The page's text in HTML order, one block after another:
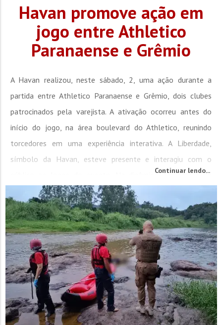
Havan promove ação em
jogo entre Athletico
Paranaense e Grêmio
A Havan realizou, neste sábado, 2, uma ação durante a
partida entre Athletico Paranaense e Grêmio, dois clubes
patrocinados pela varejista. A ativação ocorreu antes do
início do jogo, na área boulevard do Athletico, reunindo
torcedores em uma experiência interativa. A Liberdade,
símbolo da Havan, esteve presente e interagiu com o
público ao longo do evento. Na dinâmica, torcedores do
Athletico participaram do...
Continuar lendo...